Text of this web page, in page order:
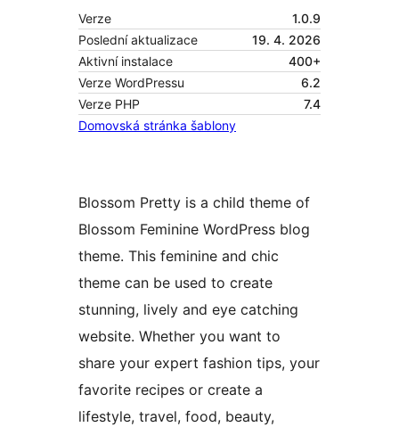
Verze
1.0.9
Poslední aktualizace
19. 4. 2026
Aktivní instalace
400+
Verze WordPressu
6.2
Verze PHP
7.4
Domovská stránka šablony
Blossom Pretty is a child theme of
Blossom Feminine WordPress blog
theme. This feminine and chic
theme can be used to create
stunning, lively and eye catching
website. Whether you want to
share your expert fashion tips, your
favorite recipes or create a
lifestyle, travel, food, beauty,